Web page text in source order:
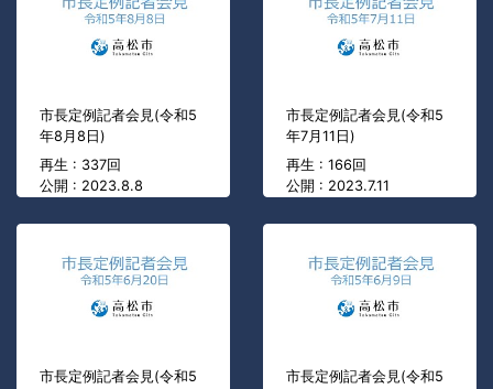
市長定例記者会見(令和5
年8月8日)
再生 : 337回
公開 : 2023.8.8
市長定例記者会見(令和5
年7月11日)
再生 : 166回
公開 : 2023.7.11
市長定例記者会見(令和5
市長定例記者会見(令和5